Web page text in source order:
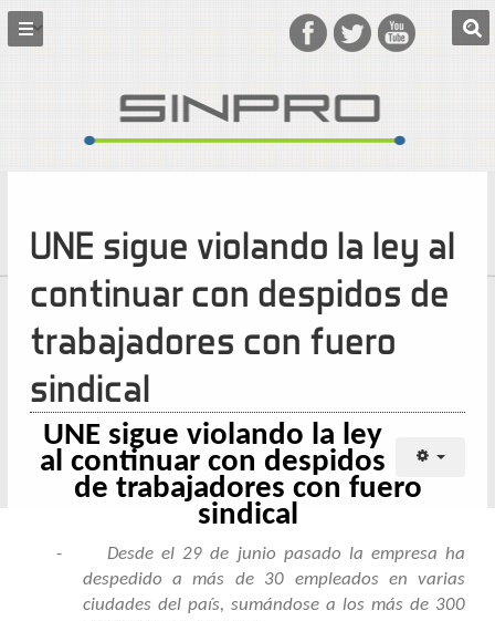
UNE sigue violando la ley al
continuar con despidos de
trabajadores con fuero
sindical
UNE sigue violando la ley
al continuar con despidos
de trabajadores con fuero
sindical
-
Desde el 29 de junio pasado la empresa ha
despedido a más de 30 empleados en varias
ciudades del país, sumándose a los más de 300